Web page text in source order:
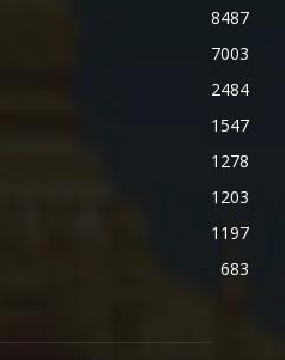
8487
7003
2484
1547
1278
1203
1197
683